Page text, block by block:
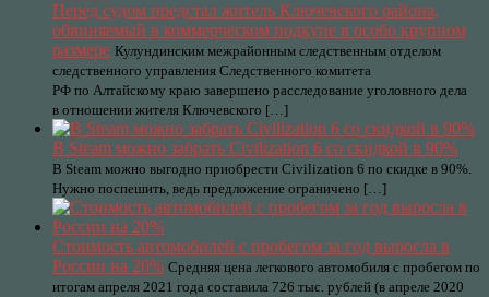
Перед судом предстал житель Ключевского района,
обвиняемый в коммерческом подкупе в особо крупном
размере Кулундинским межрайонным следственным отделом
следственного управления Следственного комитета
РФ по Алтайскому краю завершено расследование уголовного дела
в отношении жителя Ключевского […]
В Steam можно забрать Civilization 6 со скидкой в 90%
В Steam можно выгодно приобрести Civilization 6 по скидке в 90%.
Нужно поспешить, ведь предложение ограничено […]
Стоимость автомобилей с пробегом за год выросла в
России на 20% Средняя цена легкового автомобиля с пробегом по
итогам апреля 2021 года составила 726 тыс. рублей (в апреле 2020